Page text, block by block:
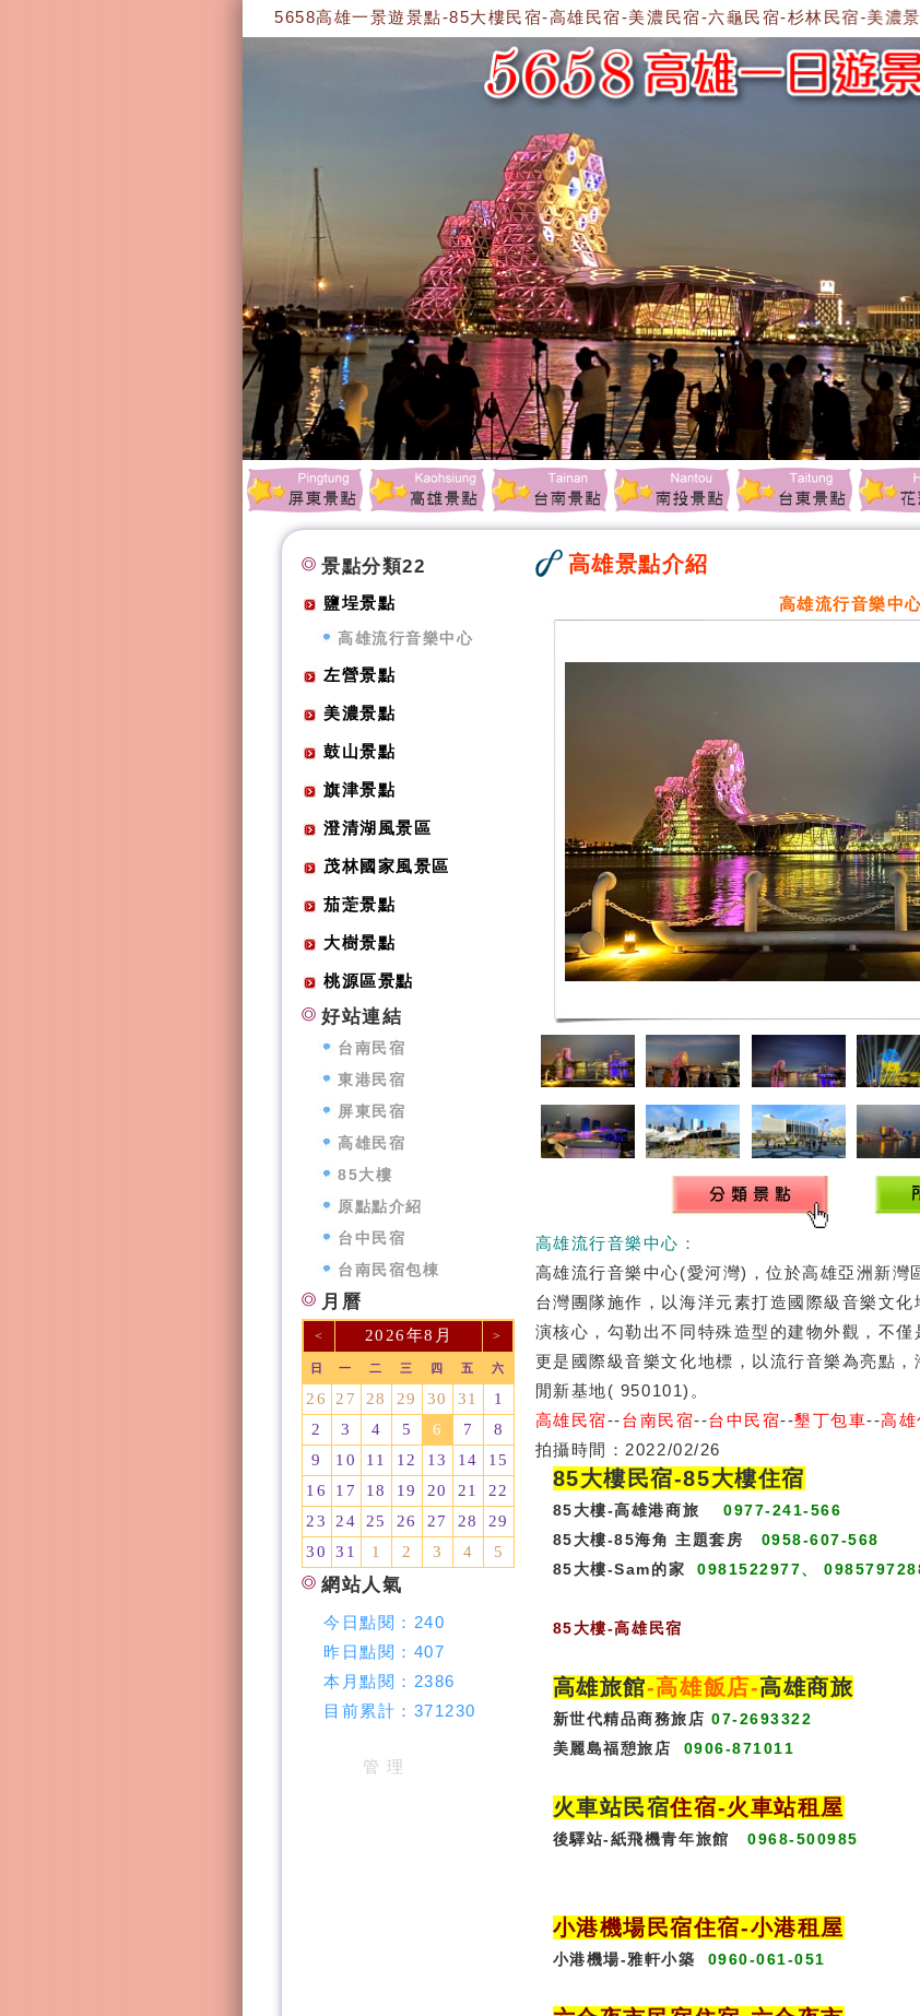
5658高雄一景遊景點-85大樓民宿-高雄民宿-美濃民宿-六龜民宿-杉林民宿-美濃景點-
高雄景點介紹
高雄流行音樂中
高雄流行音樂中心：
高雄流行音樂中心(愛河灣)，位於高雄亞洲新灣
台灣團隊施作，以海洋元素打造國際級音樂文
演核心，勾勒出不同特殊造型的建物外觀，不僅
更是國際級音樂文化地標，以流行音樂為亮點
閒新基地( 950101)。
高雄民宿--台南民宿--台中民宿--墾丁包車--高雄
拍攝時間：2022/02/26
85大樓民宿-85大樓住宿
85大樓-高雄港商旅
0977-241-566
85大樓-85海角 主題套房
0958-607-568
85大樓-Sam的家
0981522977、
85大樓-高雄民宿
高雄旅館-高雄飯店-高雄商旅
新世代精品商務旅店 07-2693322
美麗島福憩旅店 0906-871011
火車站民宿住宿-火車站租屋
後驛站-紙飛機青年旅館 0968-500985
小港機場民宿住宿-小港租屋
小港機場-雅軒小築 0960-061-051
景點分類22
鹽埕景點
高雄流行音樂中心
左營景點
美濃景點
鼓山景點
旗津景點
澄清湖風景區
茂林國家風景區
茄萣景點
大樹景點
桃源區景點
好站連結
台南民宿
東港民宿
屏東民宿
高雄民宿
85大樓
原點點介紹
台中民宿
台南民宿包棟
月曆
< 2026年8月 >
日 一 二 三 四 五 六
26 27 28 29 30 31
1
2
3 4 5 6 7
8
9
10 11 12 13 14
15
16
17 18 19 20 21
22
23
24 25 26 27 28
29
30
31 1 2 3 4 5
網站人氣
今日點閱： 240
昨日點閱： 407
本月點閱： 2386
目前累計： 371230
管 理